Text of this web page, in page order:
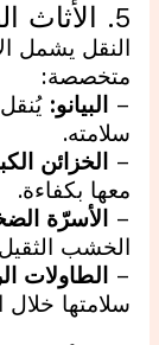
5. الأثاث الضخم والثقيل
النقل يشمل
متخصصة:
–
البيانو:
سلامته.
–
الخزائن
معها بكفاءة.
– الأسرّة
الخشب
–
الطاولات
سلامتها خلال